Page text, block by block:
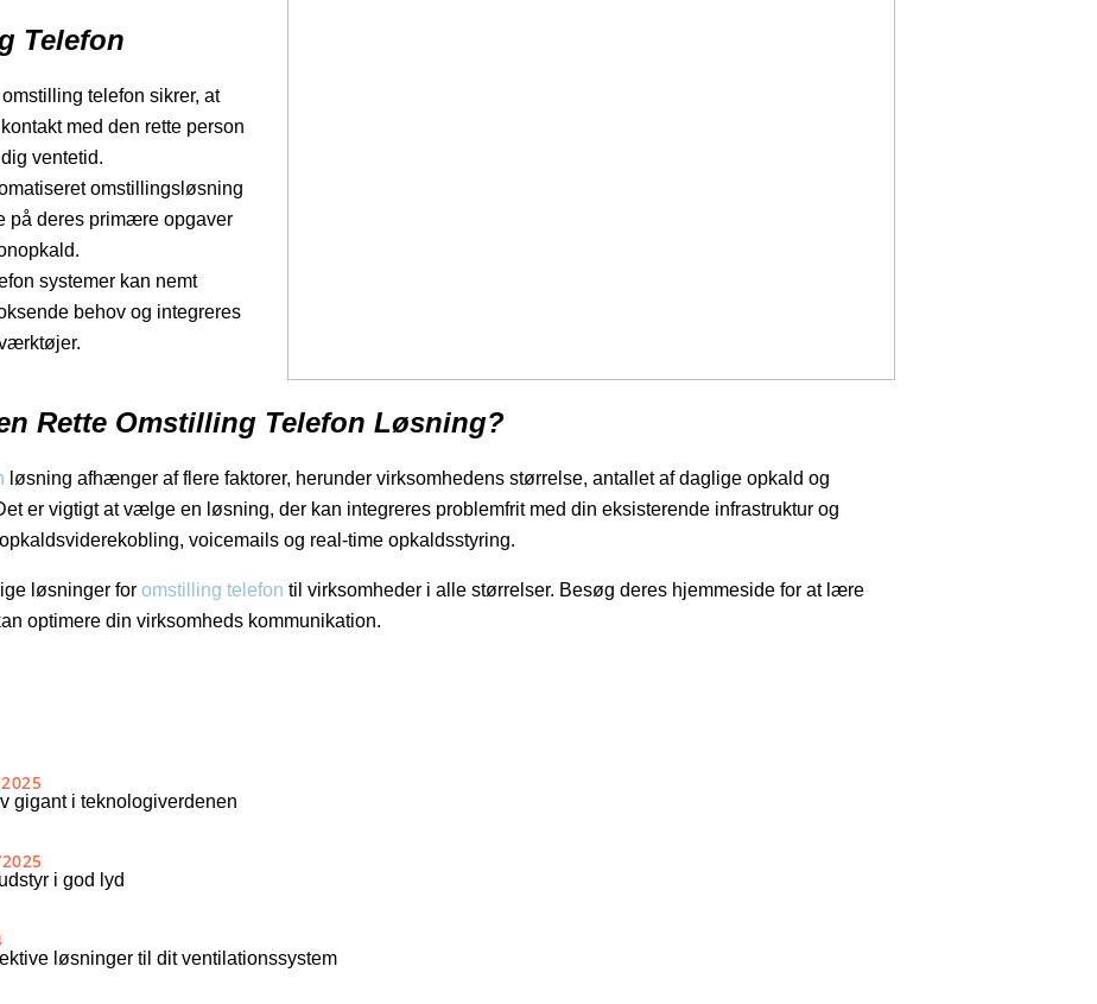
Telefon
telefon sikrer, at
med den rette person
ventetid.
omstillingsløsning
på deres primære opgaver
systemer kan nemt
behov og integreres
Rette Omstilling Telefon Løsning?
løsning afhænger af flere faktorer, herunder virksomhedens størrelse, antallet af daglige opkald og
er vigtigt at vælge en løsning, der kan integreres problemfrit med din eksisterende infrastruktur og
voicemails og real-time opkaldsstyring.
løsninger for omstilling telefon til virksomheder i alle størrelser. Besøg deres hjemmeside for at lære
optimere din virksomheds kommunikation.
gigant i teknologiverdenen
i god lyd
løsninger til dit ventilationssystem